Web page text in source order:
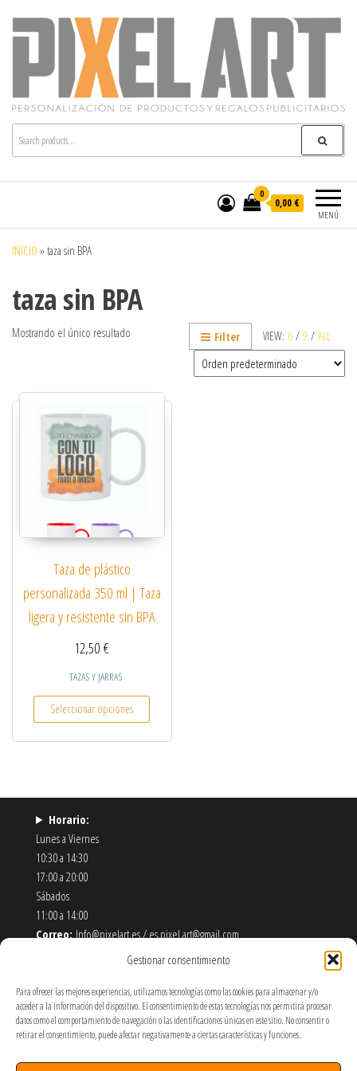
Gestionar consentimiento
Para ofrecer las mejores experiencias, utilizamos tecnologías como las cookies para almacenar y/o
acceder a la información del dispositivo. El consentimiento de estas tecnologías nos permitirá procesar
datos como el comportamiento de navegación o las identificaciones únicas en este sitio. No consentir o
retirar el consentimiento, puede afectar negativamente a ciertas características y funciones.
Pixelart
Especialistas en textil publicitario y regalos
personalizados en móstoles
MENÚ
0
0,00 €
INICIO »taza sin BPA
taza sin BPA
VIEW: 6 / 9 / ALL
Filter
Mostrando el único resultado
Taza de plástico
personalizada 350 ml | Taza
ligera y resistente sin BPA
12,50€
TAZAS Y JARRAS
Seleccionar opciones
Este producto tiene múltiples variantes. Las
Horario:
Lunes a Viernes
10:30 a 14:30
17:00 a 20:00
Sábados
11:00 a 14:00
Correo:Info@pixelart.es / es.pixel.art@gmail.com
910 56 55 72
Móstoles-Madrid
Política de Envíos y Devoluciones